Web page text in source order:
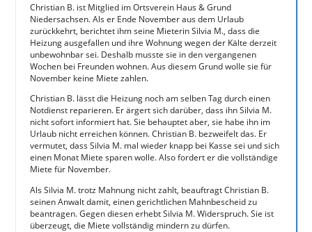
Christian B. ist Mitglied im Ortsverein Haus & Grund
Niedersachsen. Als er Ende November aus dem Urlaub
zurückkehrt, berichtet ihm seine Mieterin Silvia M., dass die
Heizung ausgefallen und ihre Wohnung wegen der Kälte derzeit
unbewohnbar sei. Deshalb musste sie in den vergangenen
Wochen bei Freunden wohnen. Aus diesem Grund wolle sie für
November keine Miete zahlen.
Christian B. lässt die Heizung noch am selben Tag durch einen
Notdienst reparieren. Er ärgert sich darüber, dass ihn Silvia M.
nicht sofort informiert hat. Sie behauptet aber, sie habe ihn im
Urlaub nicht erreichen können. Christian B. bezweifelt das. Er
vermutet, dass Silvia M. mal wieder knapp bei Kasse sei und sich
einen Monat Miete sparen wolle. Also fordert er die vollständige
Miete für November.
Als Silvia M. trotz Mahnung nicht zahlt, beauftragt Christian B.
seinen Anwalt damit, einen gerichtlichen Mahnbescheid zu
beantragen. Gegen diesen erhebt Silvia M. Widerspruch. Sie ist
überzeugt, die Miete vollständig mindern zu dürfen.